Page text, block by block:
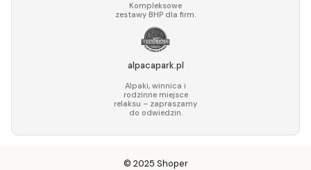
Kompleksowe
zestawy BHP dla firm.
alpacapark.pl
Alpaki, winnica i
rodzinne miejsce
relaksu – zapraszamy
do odwiedzin.
© 2025 Shoper